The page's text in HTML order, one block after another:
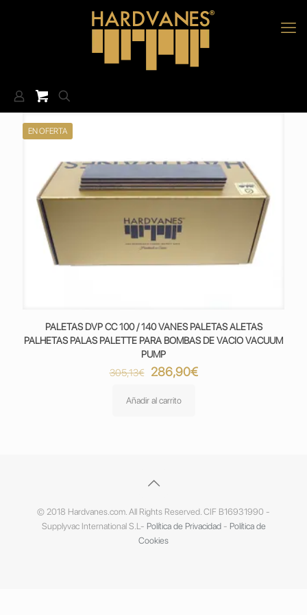
EN OFERTA
PALETAS DVP CC 100 / 140 VANES PALETAS ALETAS
PALHETAS PALAS PALETTE PARA BOMBAS DE VACIO VACUUM
PUMP
305,13€
El
original
286,90€El
Añadir al carrito
© 2018 Hardvanes.com. All Rights Reserved. CIF B16931990 -
Supplyvac International S.L- Política de Privacidad- Política de
Cookies